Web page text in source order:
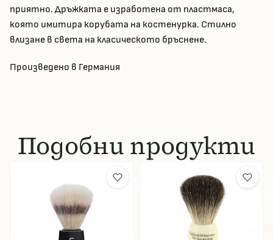
приятно. Дръжката е изработена от пластмаса,
която имитира корубата на костенурка. Стилно
влизане в света на класическото бръснене.
Произведено в Германия
Подобни продукти